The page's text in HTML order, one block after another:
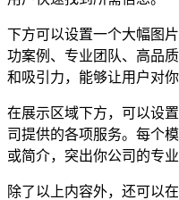
下方可以设置一个大幅图
功案例、专业团队、高品
和吸引力，能够让用户对
在展示区域下方，可以设
司提供的各项服务。每个
或简介，突出你公司的专业
除了以上内容外，还可以